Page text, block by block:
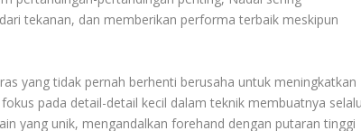
tekanan, dan memberikan performa terbaik meskipun
yang tidak pernah berhenti berusaha untuk meningkatkan
pada detail-detail kecil dalam teknik membuatnya
yang unik, mengandalkan forehand dengan putaran tinggi